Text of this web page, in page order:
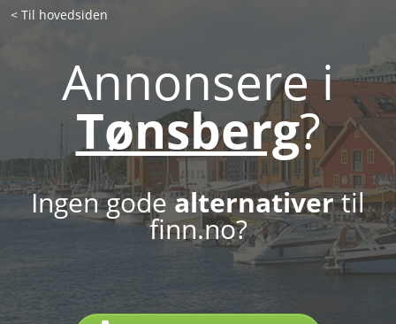
< Til hovedsiden
Annonsere i
Tønsberg?
Ingen godealternativertil
finn.no?